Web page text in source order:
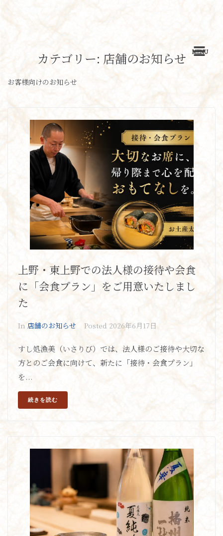
MENU
カテゴリー: 店舗のお知らせ
お客様向けのお知らせ
上野・東上野での法人様の接待や会食
に「会食プラン」をご用意いたしまし
た
In 店舗のお知らせ Posted 2026年6月17日
すし処漁美（いさりび）では、法人様のご接待や大切な
方とのご会食に向けて、新たに「接待・会食プラン」
を...
続きを読む